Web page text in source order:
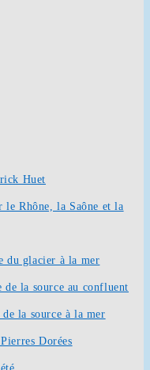
Huet
le Rhône, la Saône et la
du glacier à la mer
de la source au confluent
la source à la mer
Dorées